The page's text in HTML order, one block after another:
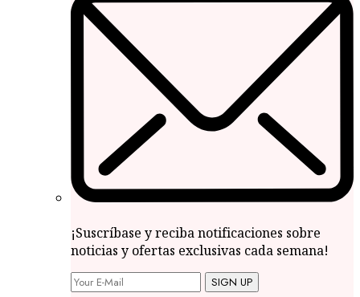
¡Suscríbase y reciba notificaciones sobre
noticias y ofertas exclusivas cada semana!
SIGN UP